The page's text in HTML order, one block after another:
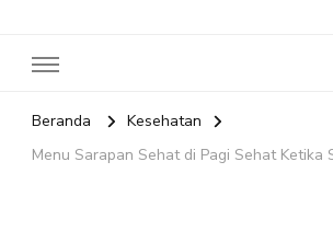
Beranda
Kesehatan
Menu Sarapan Sehat di Pagi Sehat Ketika